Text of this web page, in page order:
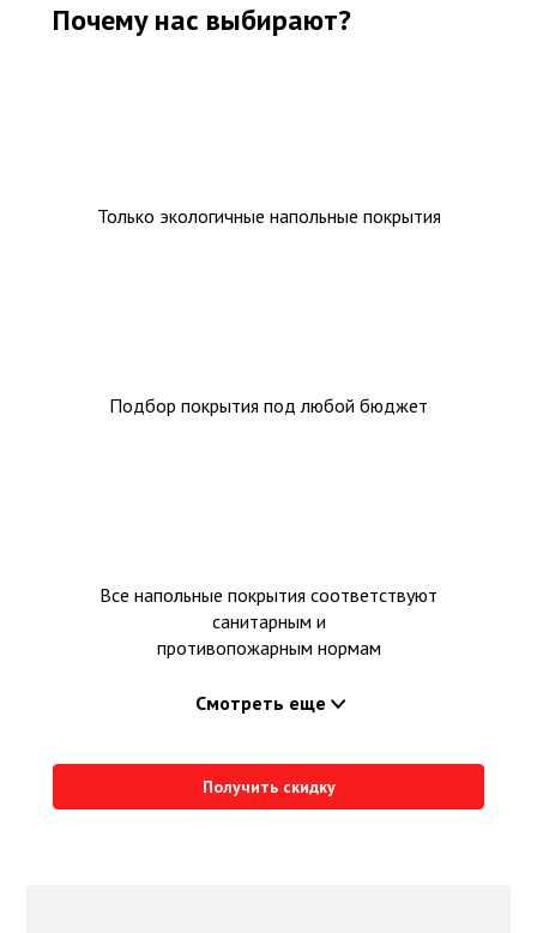
Почему нас выбирают?
Только экологичные напольные покрытия
Подбор покрытия под любой бюджет
Все напольные покрытия соответствуют
санитарным и
противопожарным нормам
Смотреть еще
Получить скидку